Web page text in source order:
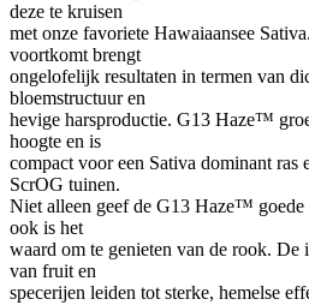
deze te kruisen
met onze favoriete Hawaiaansee
voortkomt brengt
ongelofelijk resultaten in termen van
bloemstructuur en
hevige harsproductie. G13 Haze™
hoogte en is
compact voor een Sativa dominant ras
ScrOG tuinen.
Niet alleen geef de G13 Haze™ goede
ook is het
waard om te genieten van de rook. De
van fruit en
specerijen leiden tot sterke, hemelse